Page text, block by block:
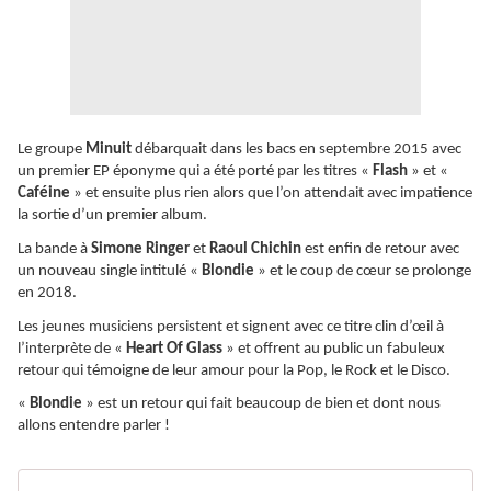
Le groupe Minuit débarquait dans les bacs en septembre 2015 avec
un premier EP éponyme qui a été porté par les titres « Flash » et «
Caféine » et ensuite plus rien alors que l’on attendait avec impatience
la sortie d’un premier album.
La bande à Simone Ringer et Raoul Chichin est enfin de retour avec
un nouveau single intitulé « Blondie » et le coup de cœur se prolonge
en 2018.
Les jeunes musiciens persistent et signent avec ce titre clin d’œil à
l’interprète de « Heart Of Glass » et offrent au public un fabuleux
retour qui témoigne de leur amour pour la Pop, le Rock et le Disco.
« Blondie » est un retour qui fait beaucoup de bien et dont nous
allons entendre parler !